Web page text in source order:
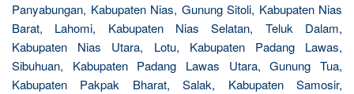
Panyabungan, Kabupaten Nias, Gunung Sitoli, Kabupaten Nias
Barat, Lahomi, Kabupaten Nias Selatan, Teluk Dalam,
Kabupaten Nias Utara, Lotu, Kabupaten Padang Lawas,
Sibuhuan, Kabupaten Padang Lawas Utara, Gunung Tua,
Kabupaten Pakpak Bharat, Salak, Kabupaten Samosir,